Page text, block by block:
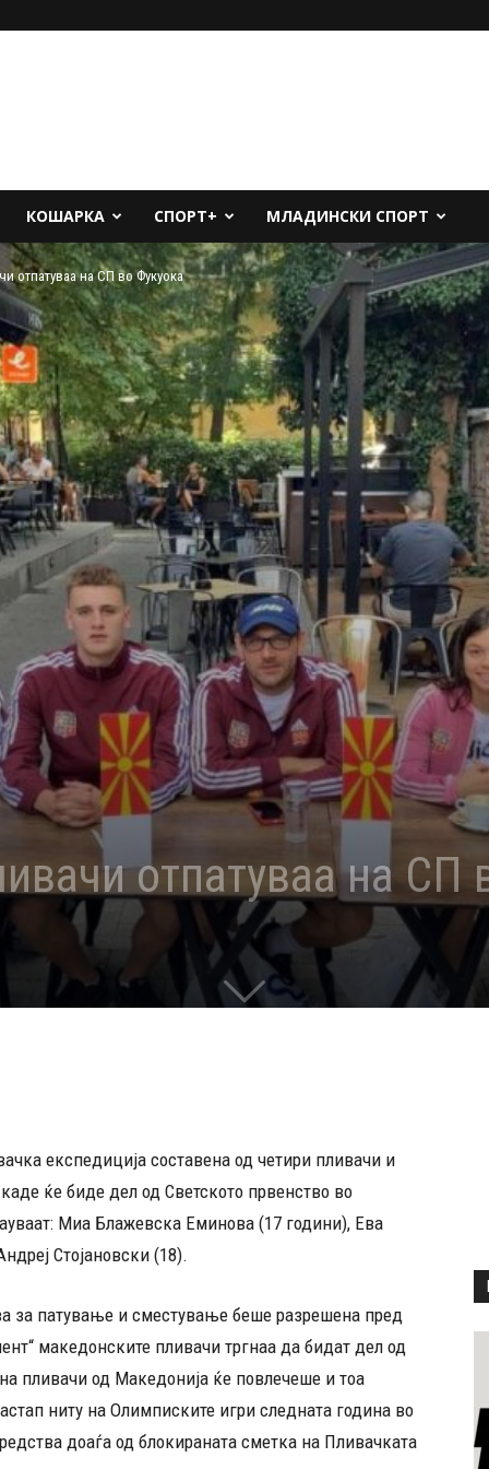
КОШАРКА СПОРТ+ МЛАДИНСКИ СПОРТ
отпатуваа на СП во Фукуока
отпатуваа на СП
експедиција составена од четири пливачи и
ќе биде дел од Светското првенство во
Миа Блажевска Еминова (17 години), Ева
Стојановски (18).
за патување и сместување беше разрешена пред
македонските пливачи тргнаа да бидат дел од
пливачи од Македонија ќе повлечеше и тоа
ниту на Олимписките игри следната година во
доаѓа од блокираната сметка на Пливачката